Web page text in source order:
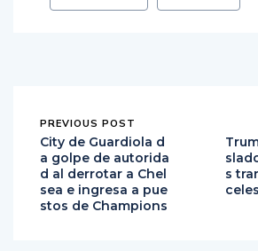
PREVIOUS POST
City de Guardiola d
a golpe de autorida
d al derrotar a Chel
sea e ingresa a pue
stos de Champions
s